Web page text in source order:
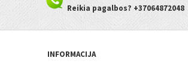
Reikia pagalbos? +37064872048
INFORMACIJA